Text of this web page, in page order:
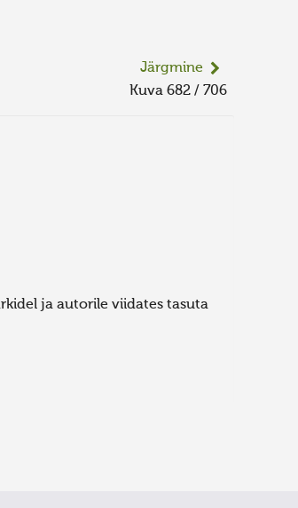
Järgmine
Kuva 682 / 706
ja autorile viidates tasuta